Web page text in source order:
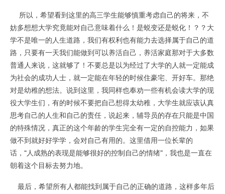
所以，希望看到这里的高三学生能够慎重考虑自己的将来，不
妨多想想大学究竟能对自己意味着什么！是蜕变还是蜕化！？？大
学不是唯一的人生道路，我们有权利也有能力去选择属于自己的道
路，只要有一天我们能做到可以养活自己，养活家庭那对于大多数
普通人来说，这就够了！不要总是以为经过了大学的人就一定能成
为社会的成功人士，就一定能在年轻的时候住豪宅、开好车。那绝
对是幼稚的想法。说到这里，我同样也奉劝一些有机会读大学的现
役大学生们，有的时候不要把自己想得太幼稚，大学生就应该认真
思考自己的人生和自己的责任，说起来，辅导员的存在只能是中国
的特殊情况，真正的这个年龄的学生完全有一定的自控能力，如果
做不到就好好学学，会对自己有用的。这里借用一位长辈的
话，“人成熟的表现是能够很好的控制自己的情绪”，我也是一直在
朝着这个目标去努力地。
最后，希望所有人都能找到属于自己的正确的道路，这样多年后